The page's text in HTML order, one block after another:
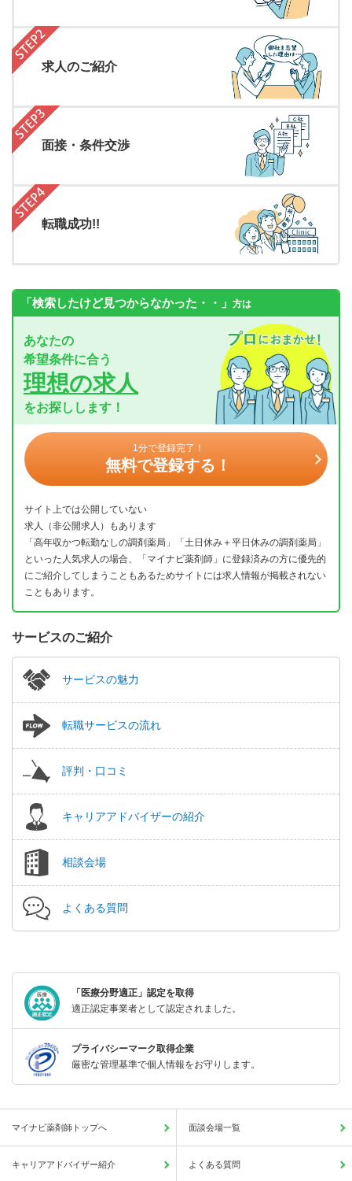
求人のご紹介
面接・条件交渉
転職成功!!
「検索したけど見つからなかった・・」 方は
あなたの
希望条件に合う
理想の求人
をお探しします！
1分で登録完了！
無料で登録する！
サイト上では公開していない
求人（非公開求人）もあります
「高年収かつ転勤なしの調剤薬局」「土日休み＋平日休みの調剤薬局」
といった人気求人の場合、「マイナビ薬剤師」に登録済みの方に優先的
にご紹介してしまうこともあるためサイトには求人情報が掲載されない
こともあります。
サービスのご紹介
サービスの魅力
転職サービスの流れ
評判・口コミ
キャリアアドバイザーの紹介
相談会場
よくある質問
「医療分野適正」認定を取得
適正認定事業者として認定されました。
プライバシーマーク取得企業
厳密な管理基準で個人情報をお守りします。
マイナビ薬剤師トップへ 面談会場一覧
キャリアアドバイザー紹介 よくある質問